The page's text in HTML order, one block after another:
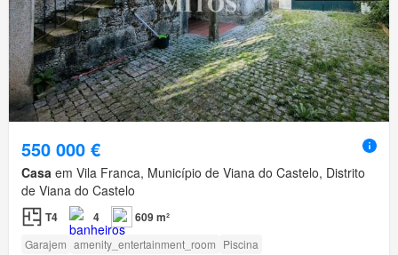
550 000 €
Casa em Vila Franca, Município de Viana do Castelo, Distrito
de Viana do Castelo
T4 4 609 m²
Garajem amenity_entertainment_room Piscina